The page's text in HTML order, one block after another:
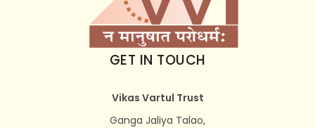
GET IN TOUCH
Vikas Vartul Trust
Ganga Jaliya Talao,